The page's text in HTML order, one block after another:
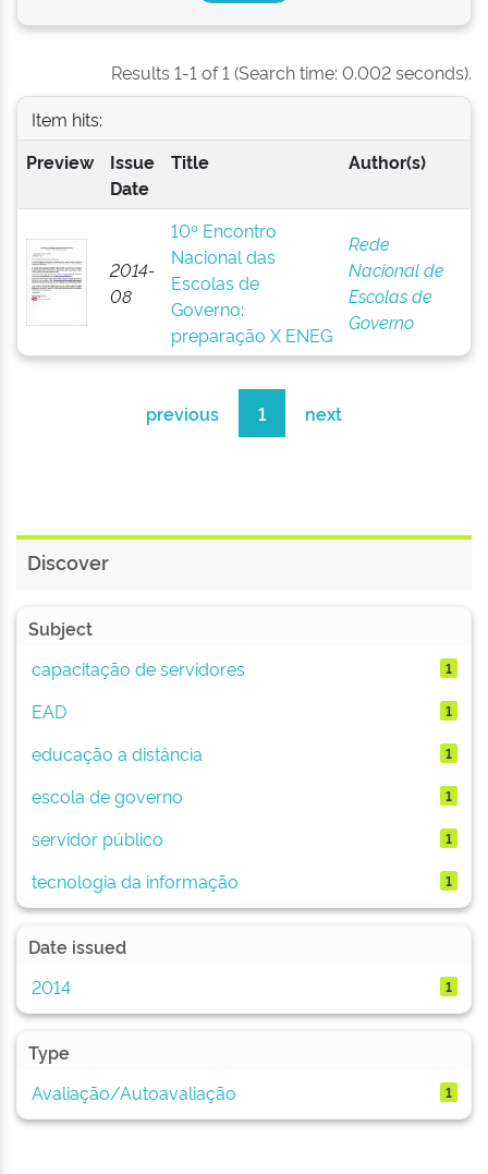
Results 1-1 of 1 (Search time: 0.002 seconds).
Item hits:
Preview
Issue
Date
Title Author(s)
2014-
08
10º Encontro
Nacional das
Escolas de
Governo:
preparação X ENEG
Rede
Nacional de
Escolas de
Governo
previous 1 next
Discover
Subject
capacitação de servidores
1
EAD 1
educação a distância 1
escola de governo 1
servidor público 1
tecnologia da informação 1
Date issued
2014
1
Type
Avaliação/Autoavaliação
1